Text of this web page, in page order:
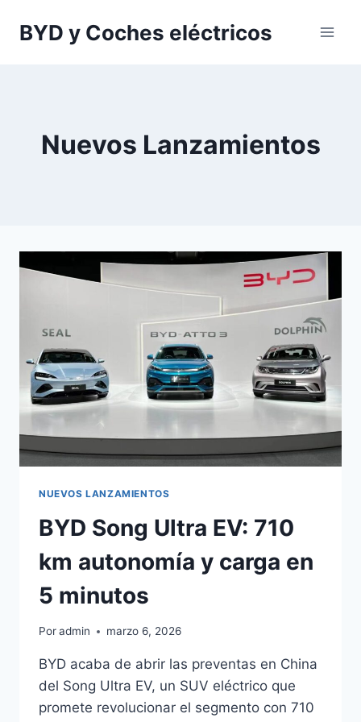
BYD y Coches eléctricos
Nuevos Lanzamientos
NUEVOS LANZAMIENTOS
BYD Song Ultra EV: 710
km autonomía y carga en
5 minutos
Poradmin marzo 6, 2026
BYD acaba de abrir las preventas en China
del Song Ultra EV, un SUV eléctrico que
promete revolucionar el segmento con 710